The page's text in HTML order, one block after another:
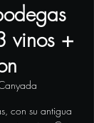
vinos +
con su antigua